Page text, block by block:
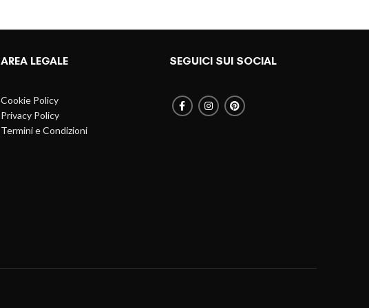
AREA LEGALE
Cookie Policy
Privacy Policy
Termini e Condizioni
SEGUICI SUI SOCIAL